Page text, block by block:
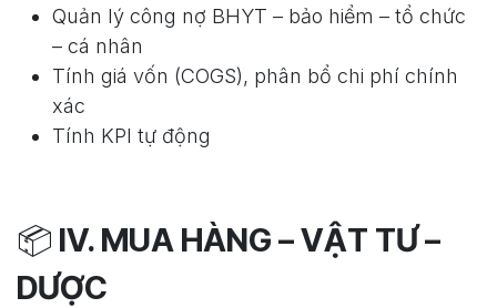
Quản lý công nợ BHYT – bảo hiểm – tổ chức
– cá nhân
Tính giá vốn (COGS), phân bổ chi phí chính
xác
Tính KPI tự động
📦 IV. MUA HÀNG – VẬT TƯ –
DƯỢC